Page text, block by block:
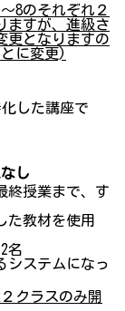
8のそれぞれ２
ますが、進級さ
更となりますの
に変更)
した講座で
し
終授業まで、す
た教材を使用
名
システムになっ
クラスのみ開